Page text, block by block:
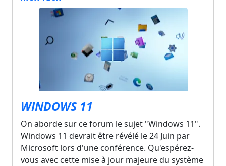
WINDOWS 11
On aborde sur ce forum le sujet "Windows 11".
Windows 11 devrait être révélé le 24 Juin par
Microsoft lors d'une conférence. Qu'espérez-
vous avec cette mise à jour majeure du système